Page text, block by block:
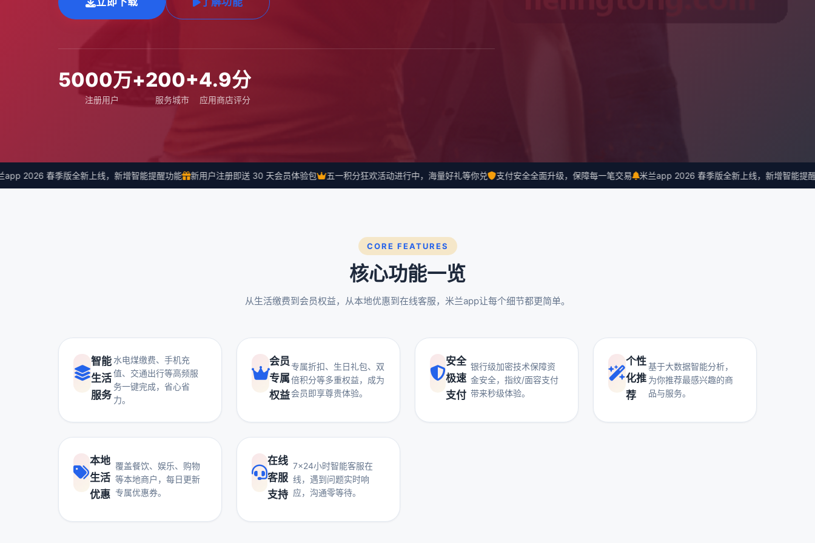
5000万+
注册用户
200+
服务城市
4.9分
应用商店评分
2026 春季版全新上线，新增智能提醒功能 新用户注册即送 30 天会员体验包 五一积分狂欢活动进行中，海量好礼等你兑 支付安全全面升级，保障每一笔交易 米兰app 2026 春季版全新上线，新增智能提醒功
CORE FEATURES
核心功能一览
从生活缴费到会员权益，从本地优惠到在线客服，米兰app让每个细节都更简单。
智能
生活
服务
水电煤缴费、手机充
值、交通出行等高频服
务一键完成，省心省
力。
会员
专属
权益
专属折扣、生日礼包、双
倍积分等多重权益，成为
会员即享尊贵体验。
安全
极速
支付
银行级加密技术保障资
金安全，指纹/面容支付
带来秒级体验。
个性
化推
荐
基于大数据智能分析，
为你推荐最感兴趣的商
品与服务。
本地
生活
优惠
覆盖餐饮、娱乐、购物
等本地商户，每日更新
专属优惠券。
在线
客服
支持
7×24小时智能客服在
线，遇到问题实时响
应，沟通零等待。